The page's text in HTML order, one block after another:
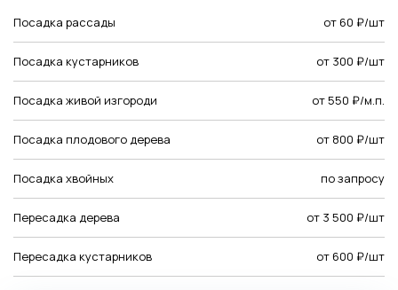
Посадка рассады от 60 ₽/шт
Посадка кустарников от 300 ₽/шт
Посадка живой изгороди от 550 ₽/м.п.
Посадка плодового дерева от 800 ₽/шт
Посадка хвойных по запросу
Пересадка дерева от 3 500 ₽/шт
Пересадка кустарников от 600 ₽/шт